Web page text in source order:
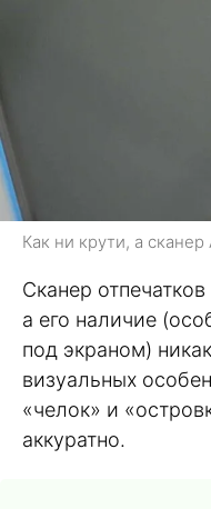
Как ни крути, а
Сканер
а его наличие
под экраном)
визуальных
«челок» и
аккуратно.